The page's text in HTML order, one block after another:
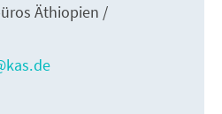
Äthiopien /